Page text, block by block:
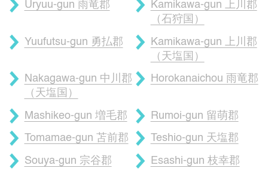
Uryuu-gun 雨竜郡
Kamikawa-gun 上川郡
（石狩国）
Yuufutsu-gun 勇払郡
Kamikawa-gun 上川郡
（天塩国）
Nakagawa-gun 中川郡
（天塩国）
Horokanaichou 雨竜郡
Mashikeo-gun 増毛郡 Rumoi-gun 留萌郡
Tomamae-gun 苫前郡 Teshio-gun 天塩郡
Souya-gun 宗谷郡 Esashi-gun 枝幸郡